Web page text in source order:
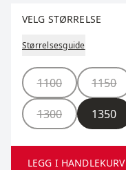
VELG STØRRELSE
Størrelsesguide
Størrelse
1100 1150
1300 1350
LEGG I HANDLEKURV